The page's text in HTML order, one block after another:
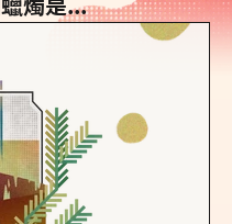
燭是...